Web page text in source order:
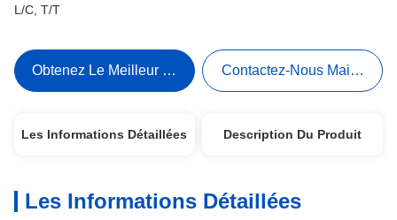
L/C, T/T
Obtenez Le Meilleur Prix Contactez-Nous Maintenant
Les Informations Détaillées Description Du Produit
Les Informations Détaillées